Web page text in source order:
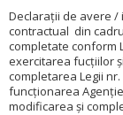
Declarații de avere
contractual din
completate conform
exercitarea fucţiilor
completarea Legii
funcţionarea
modificarea şi